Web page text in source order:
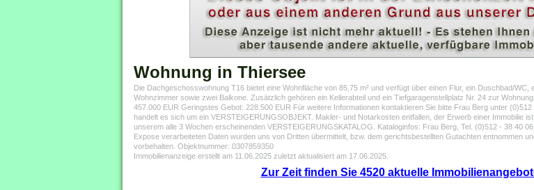
Wohnung in Thiersee
Die Dachgeschosswohnung T16 bietet eine Wohnfläche von 85,75 m² und verfügt über einen Flur, ein Duschbad/
Wohnzimmer sowie zwei Balkone. Zusätzlich gehören ein Kellerabteil und ein Tiefgaragenstellplatz Nr. 24 zur
457.000 EUR Geringstes Gebot: 228.500 EUR Für weitere Informationen kontaktieren Sie bitte Frau Berg unter
handelt es sich um ein VERSTEIGERUNGSOBJEKT. Makler- und Notarkosten entfallen, der Erwerb einer Immobilie
unserem alle 3 Wochen erscheinenden VERSTEIGERUNGSKATALOG. Kataloginfos: Frau Berg, Tel. (0)512 - 38 40
Expose verarbeiteten Daten wurden uns von Dritten übermittelt, bzw. dem gerichtsbestellten Gutachten entnommen
vorbehalten. Objektnummer: 0307859350
Immobilienanzeige erstellt am 11.06.2025 zuletzt aktualisiert am 17.06.2025.
Zur Zeit finden Sie 4520 aktuelle